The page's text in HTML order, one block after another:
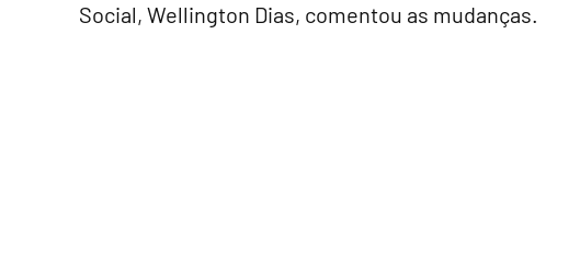
Social, Wellington Dias, comentou as mudanças.